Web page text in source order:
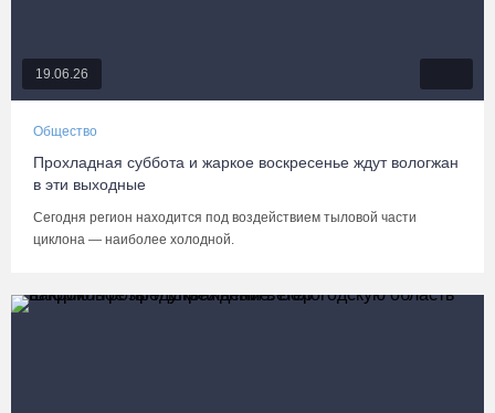
19.06.26
Общество
Прохладная суббота и жаркое воскресенье ждут вологжан
в эти выходные
Сегодня регион находится под воздействием тыловой части
циклона — наиболее холодной.